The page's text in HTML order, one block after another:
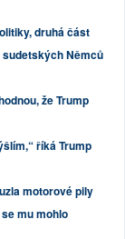
druhá část
Němců
že Trump
říká Trump
motorové pily
mu mohlo